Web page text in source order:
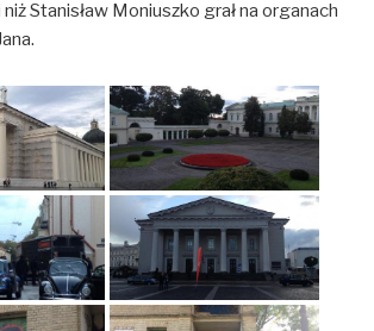
Stanisław Moniuszko grał na organach